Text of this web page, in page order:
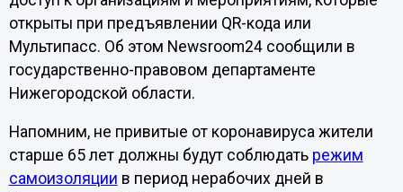
открыты при предъявлении QR-кода или
Мультипасс. Об этом Newsroom24 сообщили в
государственно-правовом департаменте
Нижегородской области.
Напомним, не привитые от коронавируса жители
старше 65 лет должны будут соблюдать режим
самоизоляции в период нерабочих дней в